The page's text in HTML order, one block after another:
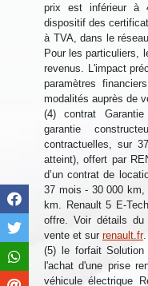
prix est inférieur à
dispositif des
à TVA, dans le
Pour les particuliers,
revenus. L'impact
paramètres
modalités auprès de
(4) contrat
garantie
contractuelles, sur
atteint), offert par
d’un contrat de
37 mois - 30 000
km. Renault 5 E-
offre. Voir détails du
vente et sur renault.fr.
(5) le forfait
l'achat d'une prise
véhicule électrique